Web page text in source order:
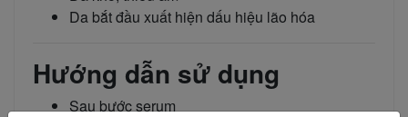
Da bắt đầu xuất hiện dấu hiệu lão hóa
Hướng dẫn sử dụng
Sau bước serum